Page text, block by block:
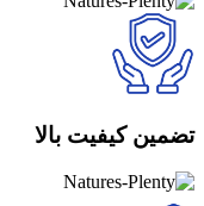
تضمین کیفیت بالا